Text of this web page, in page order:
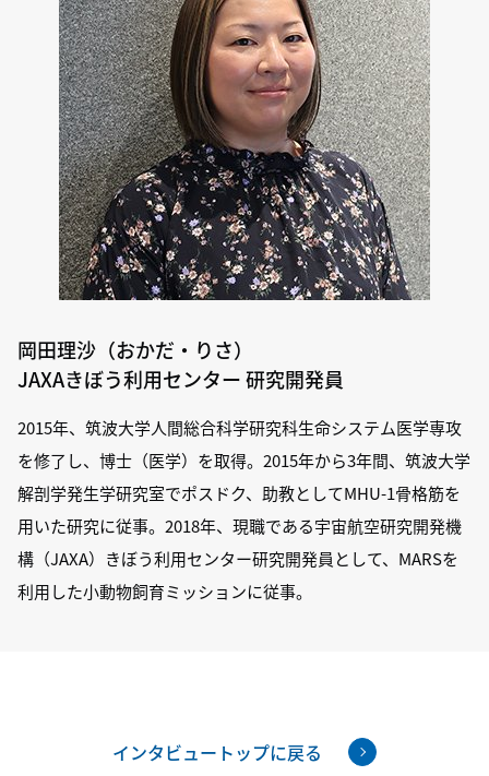
岡田理沙（おかだ・りさ）
JAXAきぼう利用センター 研究開発員
2015年、筑波大学人間総合科学研究科生命システム医学専攻
を修了し、博士（医学）を取得。2015年から3年間、筑波大学
解剖学発生学研究室でポスドク、助教としてMHU-1骨格筋を
用いた研究に従事。2018年、現職である宇宙航空研究開発機
構（JAXA）きぼう利用センター研究開発員として、MARSを
利用した小動物飼育ミッションに従事。
インタビュートップに戻る